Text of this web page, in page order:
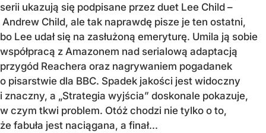
serii ukazują się podpisane przez duet Lee Child –
Andrew Child, ale tak naprawdę pisze je ten ostatni,
bo Lee udał się na zasłużoną emeryturę. Umila ją sobie
współpracą z Amazonem nad serialową adaptacją
przygód Reachera oraz nagrywaniem pogadanek
o pisarstwie dla BBC. Spadek jakości jest widoczny
i znaczny, a „Strategia wyjścia” doskonale pokazuje,
w czym tkwi problem. Otóż chodzi nie tylko o to,
że fabuła jest naciągana, a finał...